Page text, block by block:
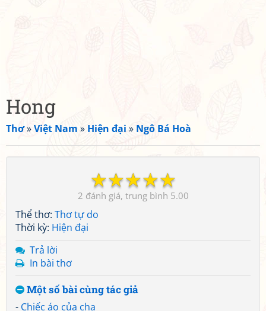
Hong
Thơ»Việt Nam » Hiện đại » Ngô Bá Hoà
☆
☆
☆
☆
☆
2 5.00
Thể thơ: Thơ tự do
Thời kỳ: Hiện đại
Trả lời
In bài thơ
Một số bài cùng tác giả
- Chiếc áo của cha